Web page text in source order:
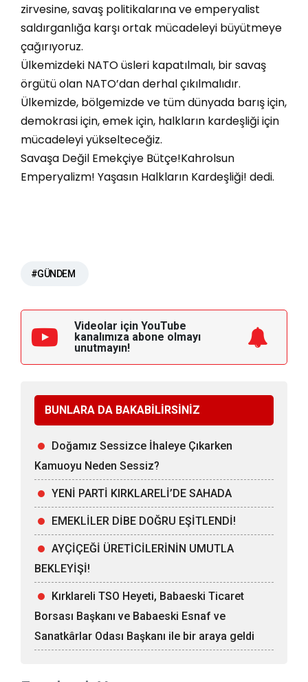
zirvesine, savaş politikalarına ve emperyalist
saldırganlığa karşı ortak mücadeleyi büyütmeye
çağırıyoruz.
​Ülkemizdeki NATO üsleri kapatılmalı, bir savaş
örgütü olan NATO’dan derhal çıkılmalıdır.​
Ülkemizde, bölgemizde ve tüm dünyada barış için,
demokrasi için, emek için, halkların kardeşliği için
mücadeleyi yükselteceğiz.
​Savaşa Değil Emekçiye Bütçe!Kahrolsun
Emperyalizm! Yaşasın Halkların Kardeşliği! dedi.
#GÜNDEM
Videolar için YouTube
kanalımıza abone olmayı
unutmayın!
BUNLARA DA BAKABİLİRSİNİZ
Doğamız Sessizce İhaleye Çıkarken
Kamuoyu Neden Sessiz?
YENİ PARTİ KIRKLARELİ’DE SAHADA
EMEKLİLER DİBE DOĞRU EŞİTLENDİ!
AYÇİÇEĞİ ÜRETİCİLERİNİN UMUTLA
BEKLEYİŞİ!
Kırklareli TSO Heyeti, Babaeski Ticaret
Borsası Başkanı ve Babaeski Esnaf ve
Sanatkârlar Odası Başkanı ile bir araya geldi